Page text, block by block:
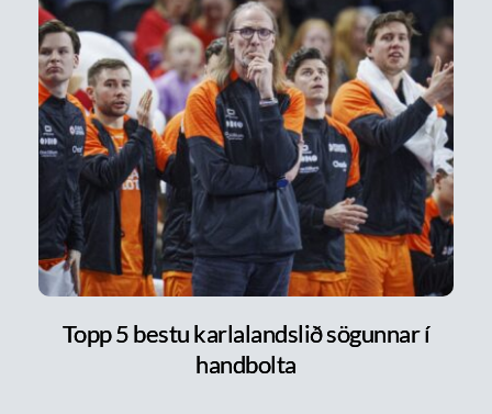
Topp 5 bestu karlalandslið sögunnar í
handbolta